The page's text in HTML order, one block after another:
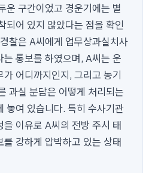
운 구간이었고 경운기에는 별
되어 있지 않았다는 점을 확인
찰은 A씨에게 업무상과실치사
는 통보를 하였으며, A씨는 운
어디까지인지, 그리고 농기
과실 분담은 어떻게 처리되는
놓여 있습니다. 특히 수사기관
이유로 A씨의 전방 주시 태
를 강하게 압박하고 있는 상태